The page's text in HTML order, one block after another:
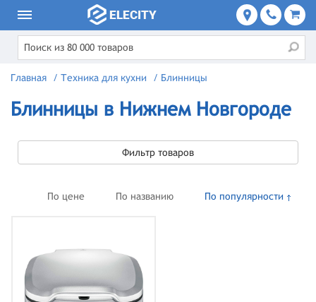
Главная / Техника для кухни / Блинницы
Блинницы в Нижнем Новгороде
Фильтр товаров
По цене По названию По популярности